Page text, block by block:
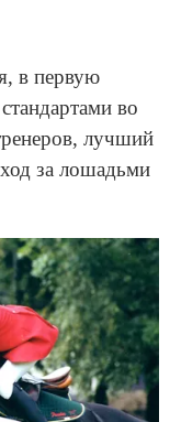
в первую
во
лучший
за лошадьми